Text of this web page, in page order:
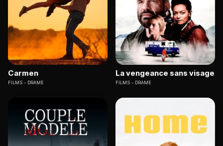
Carmen
FILMS DRAME
La vengeance sans visage
FILMS DRAME